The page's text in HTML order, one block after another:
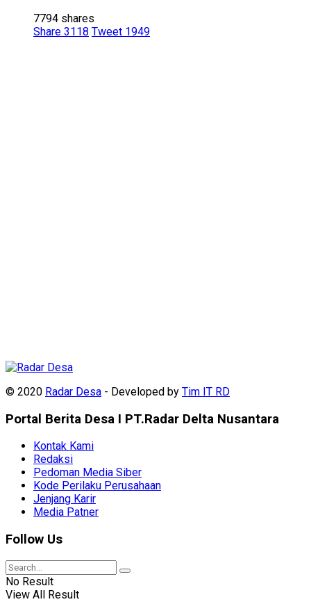
7794 shares
Share 3118 Tweet 1949
© 2020 Radar Desa - Developed by Tim IT RD
Portal Berita Desa I PT.Radar Delta Nusantara
Kontak Kami
Redaksi
Pedoman Media Siber
Kode Perilaku Perusahaan
Jenjang Karir
Media Patner
Follow Us
No Result
View All Result